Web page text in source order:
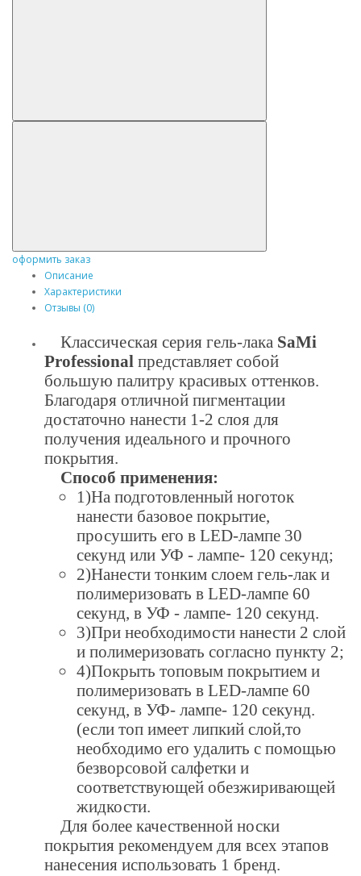
оформить заказ
Описание
Характеристики
Отзывы (0)
Классическая серия гель-лака SaMi
Professional представляет собой
большую палитру красивых оттенков.
Благодаря отличной пигментации
достаточно нанести 1-2 слоя для
получения идеального и прочного
покрытия.
Способ применения:
1)На подготовленный ноготок
нанести базовое покрытие,
просушить его в LED-лампе 30
секунд или УФ - лампе- 120 секунд;
2)Нанести тонким слоем гель-лак и
полимеризовать в LED-лампе 60
секунд, в УФ - лампе- 120 секунд.
3)При необходимости нанести 2 слой
и полимеризовать согласно пункту 2;
4)Покрыть топовым покрытием и
полимеризовать в LED-лампе 60
секунд, в УФ- лампе- 120 секунд.
(если топ имеет липкий слой,то
необходимо его удалить с помощью
безворсовой салфетки и
соответствующей обезжиривающей
жидкости.
Для более качественной носки
покрытия рекомендуем для всех этапов
нанесения использовать 1 бренд.